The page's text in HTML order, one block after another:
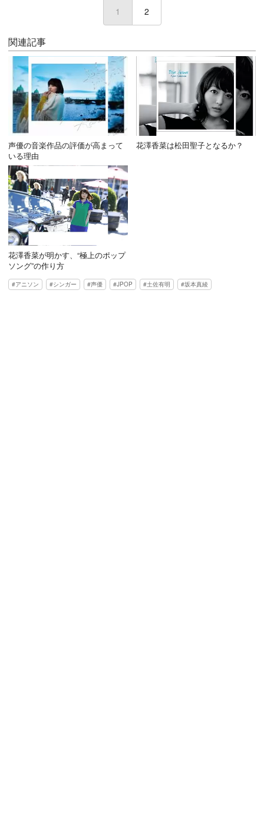
1 (current)
2
関連記事
声優の音楽作品の評価が高まって
いる理由
花澤香菜は松田聖子となるか？
花澤香菜が明かす、“極上のポップ
ソング”の作り方
アニソン シンガー 声優 JPOP 土佐有明 坂本真綾